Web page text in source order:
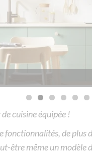
cuisine équipée !
fonctionnalités, de plus
être même un modèle